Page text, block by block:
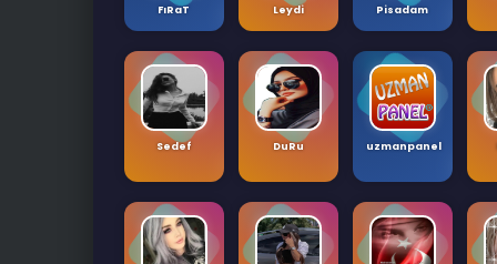
👩‍💻
🌟
FıRaT Leydi Pisadam
Sedef DuRu uzmanpanel